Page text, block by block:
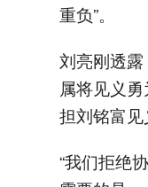
重负”。
刘亮刚透
属将见义
担刘铭富
“我们拒绝